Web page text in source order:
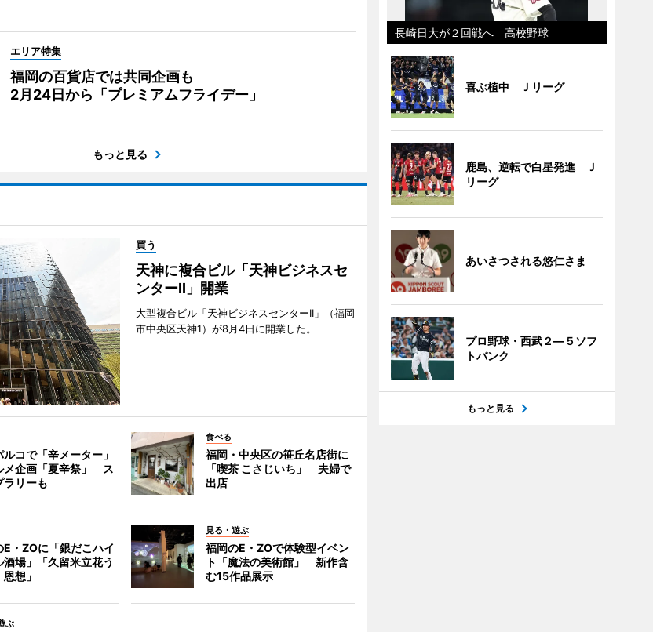
エリア特集
福岡の百貨店では共同企画も
2月24日から「プレミアムフライデー」
もっと見る
買う
天神に複合ビル「天神ビジネスセ
ンターII」開業
大型複合ビル「天神ビジネスセンターII」（福岡
市中央区天神1）が8月4日に開業した。
コで「辛メーター」
メ企画「夏辛祭」 ス
ラリーも
食べる
福岡・中央区の笹丘名店街に
「喫茶 こさじいち」 夫婦で
出店
E・ZOに「銀だこハイ
酒場」「久留米立花う
想」
見る・遊ぶ
福岡のE・ZOで体験型イベン
ト「魔法の美術館」 新作含
む15作品展示
ぶ
長崎日大が２回戦へ 高校野球
喜ぶ植中 Ｊリーグ
鹿島、逆転で白星発進 Ｊ
リーグ
あいさつされる悠仁さま
プロ野球・西武２―５ソフ
トバンク
もっと見る